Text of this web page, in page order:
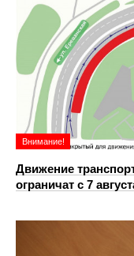
Внимание!
Движение
ограничат с 7